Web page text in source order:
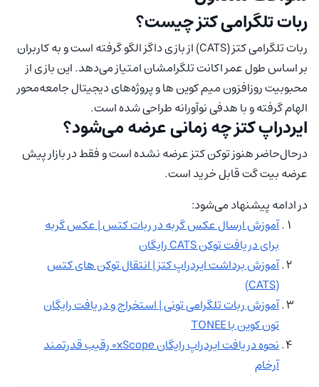
ربات تلگرامی کتز چیست؟
ربات تلگرامی کتز (CATS) از بازی داگز الگو گرفته است و به کاربران
بر اساس طول عمر اکانت تلگرامشان امتیاز می‌دهد. این بازی از
محبوبیت روزافزون میم کوین ها و پروژه‌های دیجیتال جامعه‌محور
الهام گرفته و با هدفی نوآورانه طراحی شده است.
ایردراپ کتز چه زمانی عرضه می‌شود؟
درحال‌حاضر هنوز توکن کتز عرضه نشده است و فقط در بازار پیش
عرضه بیت گت قابل خرید است.
در ادامه پیشنهاد می‌شود:
آموزش ارسال عکس گربه در ربات کتس | عکس گربه
برای دریافت توکن CATS رایگان
آموزش برداشت ایردراپ کتز | انتقال توکن های کتس
(CATS)
آموزش ربات تلگرامی تونی | استخراج و دریافت رایگان
تون کوین با TONEE
نحوه دریافت ایردراپ رایگان 0xScope رقیب قدرتمند
آرخام